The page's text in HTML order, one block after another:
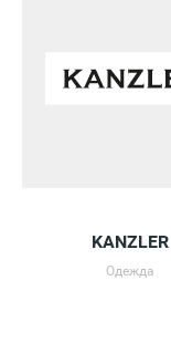
KANZLER
Одежда